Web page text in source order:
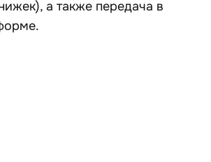
а также передача в